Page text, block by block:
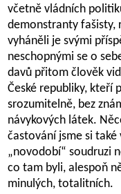
včetně vládních
demonstranty fašisty,
vyháněli je svými
neschopnými se o
davů přitom člověk
České republiky, kteří
srozumitelně, bez
návykových látek.
častování jsme si
„novodobí“ soudruzi
co tam byli, alespoň
minulých, totalitních.